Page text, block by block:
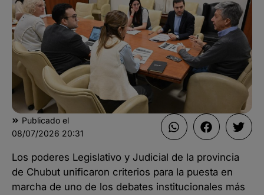
Publicado el
08/07/2026 20:31
Los poderes Legislativo y Judicial de la provincia
de Chubut unificaron criterios para la puesta en
marcha de uno de los debates institucionales más